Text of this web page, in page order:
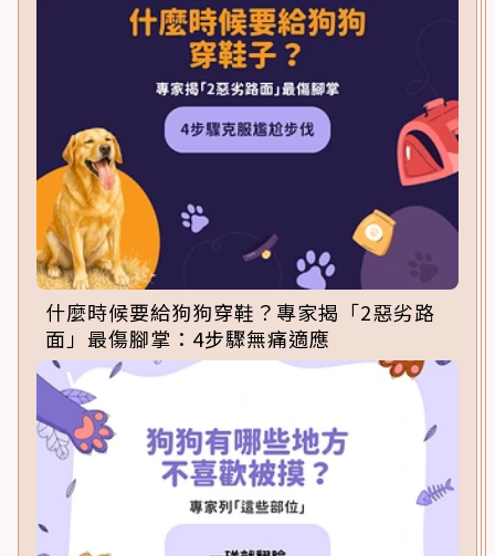
什麼時候要給狗狗穿鞋？專家揭「2惡劣路
面」最傷腳掌：4步驟無痛適應